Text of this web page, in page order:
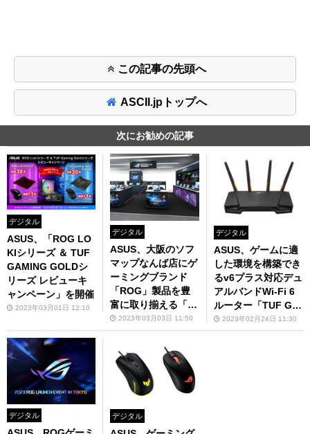
この記事の先頭へ
ASCII.jpトップへ
次にお勧めの記事
デジタル
ASUS、「ROG LO
KIシリーズ ＆ TUF
GAMING GOLDシ
リーズ レビューキ
ャンペーン」を開催
2023年03月01日 12:10
デジタル
ASUS、大阪のソフ
マップなんば店にゲ
ーミングブランド
「ROG」製品を豊
富に取り揃える「R
OG Gaming Zon
e」を3月3日先行オ
2023年03月03日 11:50
デジタル
ASUS、ゲームに適
した環境を構築でき
るv6プラス対応デュ
アルバンドWi-Fi 6
ルーター「TUF Ga
ming AX4200」を3
月3日に発売
2023年02月24日 11:30
デジタル デジタル